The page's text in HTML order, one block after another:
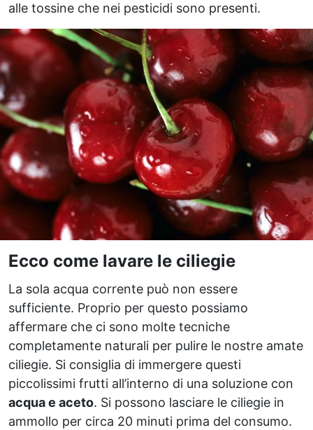
alle tossine che nei pesticidi sono presenti.
Ecco come lavare le ciliegie
La sola acqua corrente può non essere
sufficiente. Proprio per questo possiamo
affermare che ci sono molte tecniche
completamente naturali per pulire le nostre amate
ciliegie. Si consiglia di immergere questi
piccolissimi frutti all’interno di una soluzione con
acqua e aceto. Si possono lasciare le ciliegie in
ammollo per circa 20 minuti prima del consumo.